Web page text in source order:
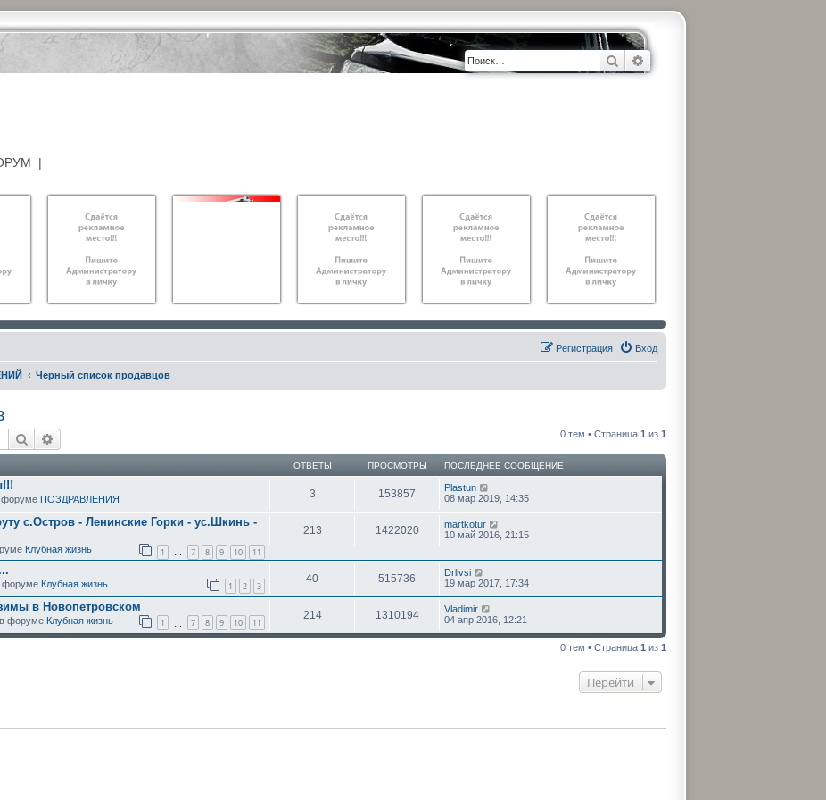
|
Поиск
Вход
Регистрация
Черный список продавцов
Поиск 0 тем • Страница 1 из 1
ОТВЕТЫ ПРОСМОТРЫ ПОСЛЕДНЕЕ СООБЩЕНИЕ
форуме ПОЗДРАВЛЕНИЯ 3 153857
Plastun
08 мар 2019, 14:35
с.Остров - Ленинские Горки - ус.Шкинь -
Клубная жизнь 1 … 7 8 9 10 11
213 1422020
martkotur
10 май 2016, 21:15
форуме Клубная жизнь 1 2 3
40 515736
Drlivsi
19 мар 2017, 17:34
в Новопетровском
в форуме Клубная жизнь 1 7 8 9 10 11
214 1310194
Vladimir
04 апр 2016, 12:21
0 тем • Страница 1 из 1
Перейти